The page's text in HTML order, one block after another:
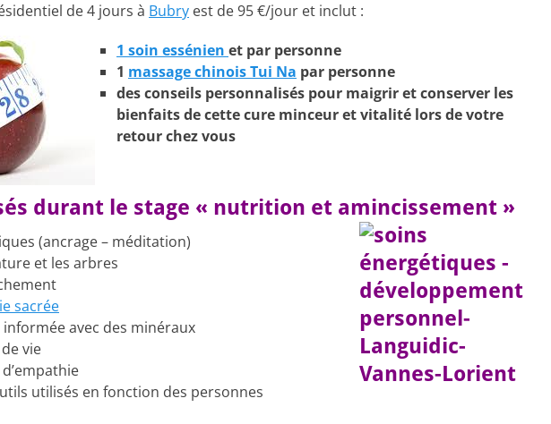
de 4 jours à Bubry est de 95 €/jour et inclut :
1 soin essénien et par personne
1 massage chinois Tui Na par personne
des conseils personnalisés pour maigrir et conserver les
bienfaits de cette cure minceur et vitalité lors de votre
retour chez vous
durant le stage « nutrition et amincissement »
(ancrage – méditation)
et les arbres
sacrée
avec des minéraux
vie
utilisés en fonction des personnes